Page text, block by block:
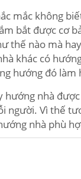
mắc không
bắt được cơ
thế nào mà
khác có
hướng đó
hướng nhà
người. Vì thế
nhà phù